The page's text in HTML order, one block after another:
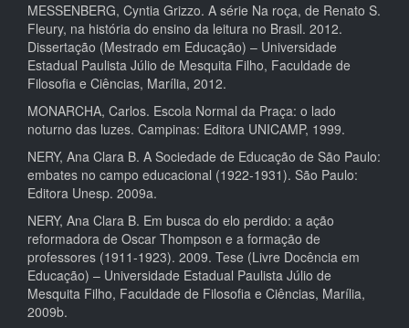
MESSENBERG, Cyntia Grizzo. A série Na roça, de Renato S.
Fleury, na história do ensino da leitura no Brasil. 2012.
Dissertação (Mestrado em Educação) – Universidade
Estadual Paulista Júlio de Mesquita Filho, Faculdade de
Filosofia e Ciências, Marília, 2012.
MONARCHA, Carlos. Escola Normal da Praça: o lado
noturno das luzes. Campinas: Editora UNICAMP, 1999.
NERY, Ana Clara B. A Sociedade de Educação de São Paulo:
embates no campo educacional (1922-1931). São Paulo:
Editora Unesp. 2009a.
NERY, Ana Clara B. Em busca do elo perdido: a ação
reformadora de Oscar Thompson e a formação de
professores (1911-1923). 2009. Tese (Livre Docência em
Educação) – Universidade Estadual Paulista Júlio de
Mesquita Filho, Faculdade de Filosofia e Ciências, Marília,
2009b.